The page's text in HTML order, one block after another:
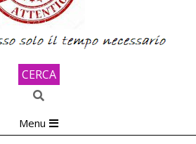
CERCA
Search
Menu